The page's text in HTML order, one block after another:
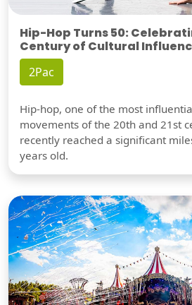
Hip-Hop Turns 50:
Century of Cultural
2Pac
Hip-hop, one of the most
movements of the 20th and 21st
recently reached a significant
years old.